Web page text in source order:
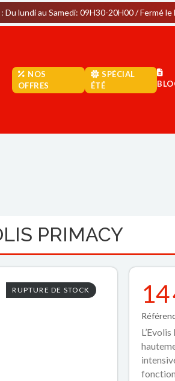
09H30-20H00 / Fermé le Dimanche
NOS
OFFRES
SPÉCIAL
ÉTÉ
PRIMACY
RUPTURE DE STOCK